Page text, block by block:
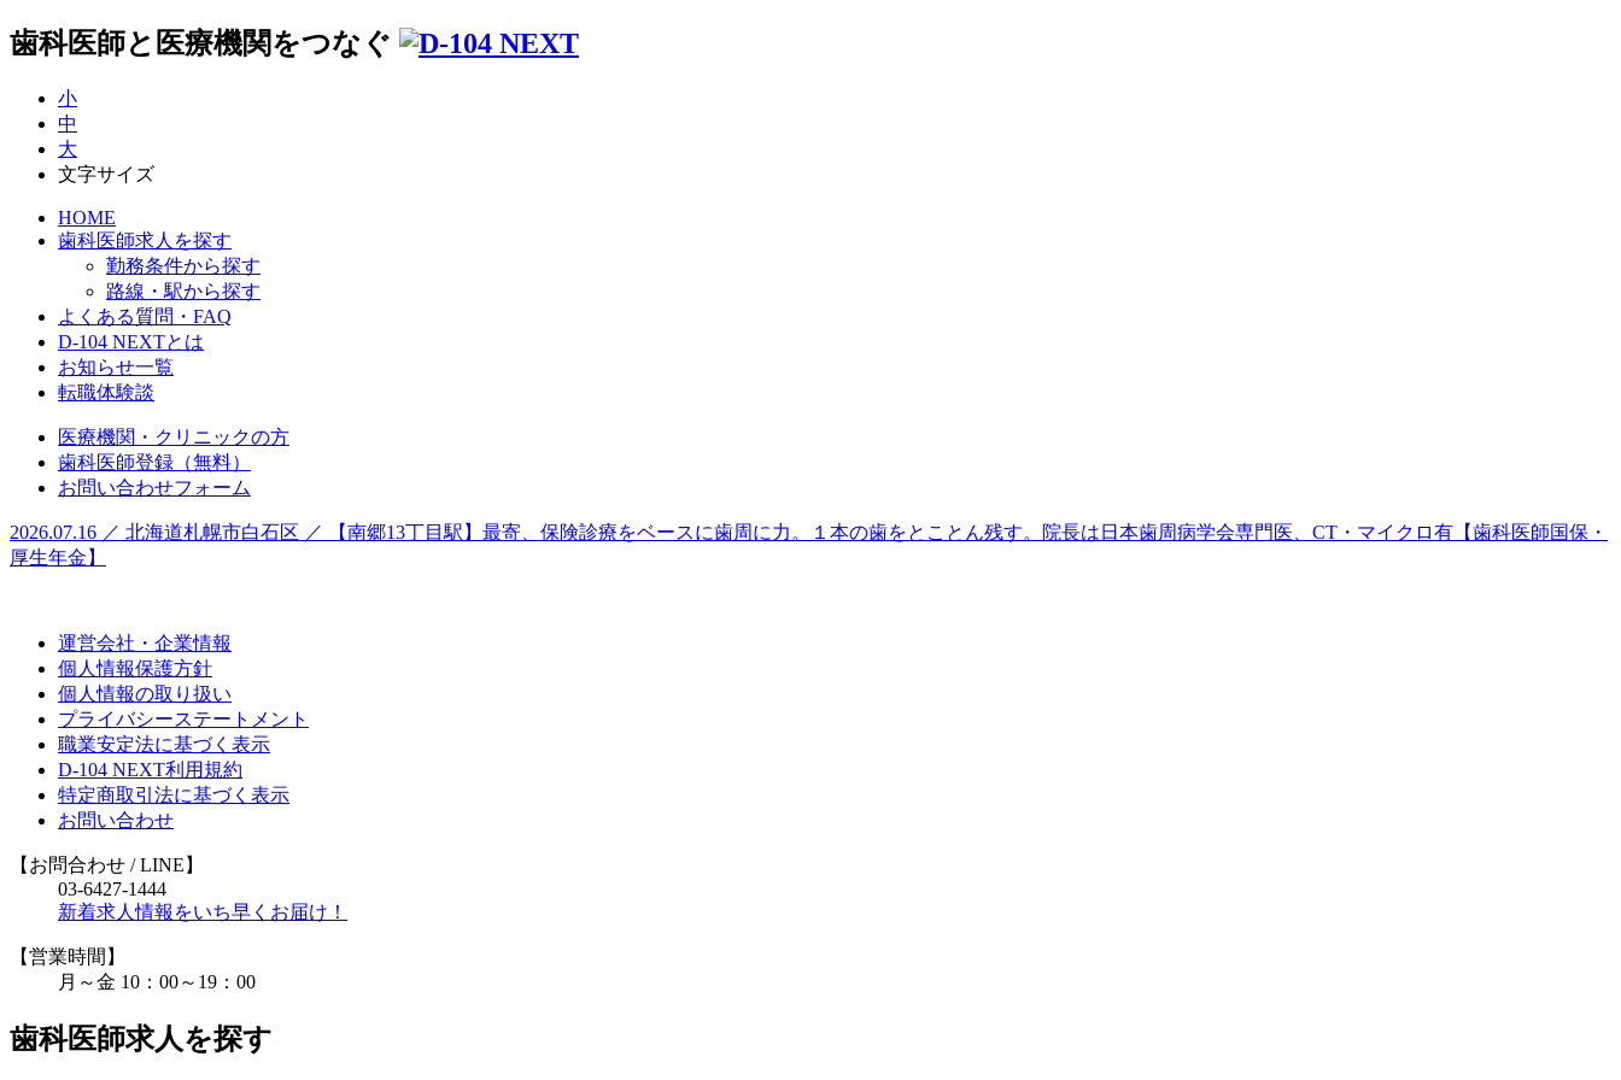
歯科医師と医療機関をつなぐ
小
中
大
文字サイズ
HOME
歯科医師求人を探す
勤務条件から探す
路線・駅から探す
よくある質問・FAQ
D-104 NEXTとは
お知らせ一覧
転職体験談
医療機関・クリニックの方
歯科医師登録（無料）
お問い合わせフォーム
2026.07.16 ／ 北海道札幌市白石区 ／ 【南郷13丁目駅】最寄、保険診療をベースに歯周に力。１本の歯をとことん残す。院長は日本歯周病学会専門医、CT・マイクロ有【歯科医師国保・
厚生年金】
運営会社・企業情報
個人情報保護方針
個人情報の取り扱い
プライバシーステートメント
職業安定法に基づく表示
D-104 NEXT利用規約
特定商取引法に基づく表示
お問い合わせ
【お問合わせ / LINE 】
03-6427-1444
新着求人情報をいち早くお届け！
【営業時間】
月～金 10：00～19：00
歯科医師求人を探す